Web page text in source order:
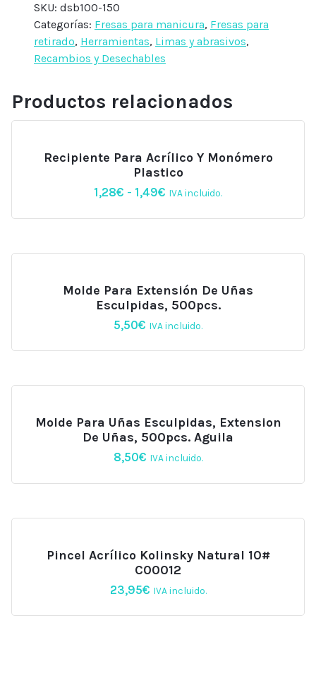
para
fresa
drill
grano
DSB100-
SKU: dsb100-150
Categorías: Fresas para manicura, Fresas para
retirado, Herramientas, Limas y abrasivos,
Recambios y Desechables
Productos relacionados
Recipiente Para Acrílico Y Monómero
Plastico
1,28€ - 1,49€ Rango
precios:
IVA incluido.
Molde Para Extensión De Uñas
Esculpidas, 500pcs.
5,50€ IVA incluido.
Molde Para Uñas Esculpidas, Extension
De Uñas, 500pcs. Aguila
8,50€ IVA incluido.
Pincel Acrílico Kolinsky Natural 10#
C00012
23,95€ IVA incluido.